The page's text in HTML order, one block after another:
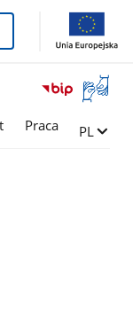
Otwórz
okno
Praca Zmień
PL